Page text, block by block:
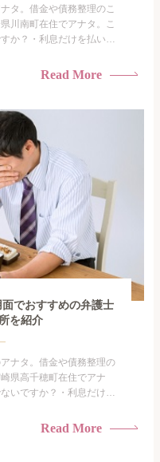
タ。借金や債務整理のこ
川南町在住でアナタ。こ
か？・利息だけを払い続
で憂鬱になる。・闇金に
Read More
でおすすめの弁護士
を紹介
ナタ。借金や債務整理の
県高千穂町在住でアナ
いですか？・利息だけを
り立てで憂鬱になる。・
Read More